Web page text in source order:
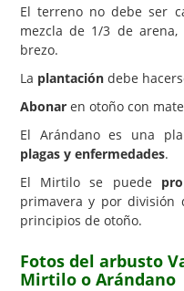
El terreno no debe ser
mezcla de 1/3 de
brezo.
La plantación debe
Abonar en otoño con
El Arándano es una
plagas y enfermedades.
El Mirtilo se puede
primavera y por división
principios de otoño.
Fotos del arbusto
Mirtilo o Arándano